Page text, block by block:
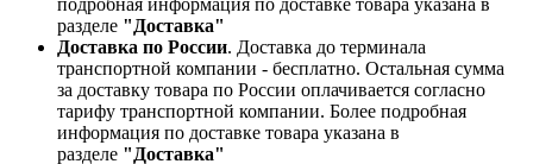
подробная информация по доставке товара указана в
разделе "Доставка"
Доставка по России. Доставка до терминала
транспортной компании - бесплатно. Остальная сумма
за доставку товара по России оплачивается согласно
тарифу транспортной компании. Более подробная
информация по доставке товара указана в
разделе "Доставка"